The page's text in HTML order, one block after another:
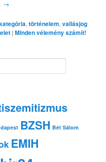
→
,történelem,vallásjog
|Minden vélemény számít!
BZSH Bét Sálom
EMIH